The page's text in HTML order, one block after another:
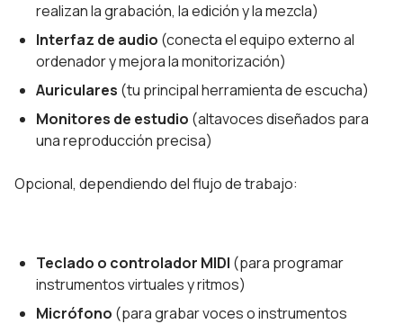
realizan la grabación, la edición y la mezcla)
Interfaz de audio (conecta el equipo externo al
ordenador y mejora la monitorización)
Auriculares (tu principal herramienta de escucha)
Monitores de estudio (altavoces diseñados para
una reproducción precisa)
Opcional, dependiendo del flujo de trabajo:
Teclado o controlador MIDI (para programar
instrumentos virtuales y ritmos)
Micrófono (para grabar voces o instrumentos